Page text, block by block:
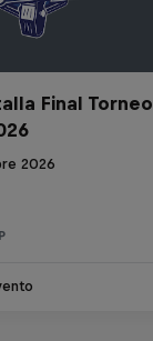
Final Torneo
2026